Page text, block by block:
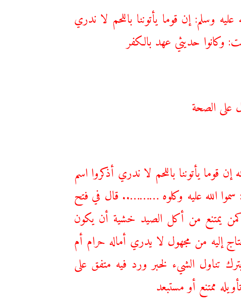
وسلم: إن قوما ‌يأتوننا ‌باللحم لا ندري
وكانوا حديثي عهد بالكفر
على الصحة
قوما ‌يأتوننا ‌باللحم لا ندري أذكروا اسم
سموا الله عليه وكلوه ……….. قال في فتح
يمتنع من أكل الصيد خشية أن يكون
إليه من مجهول لا يدري أماله حرام أم
تناول الشيء لخبر ورد فيه متفق على
ممتنع أو مستبعد